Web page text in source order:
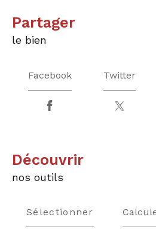
partager
le bien
Facebook Twitter
découvrir
nos outils
Sélectionner